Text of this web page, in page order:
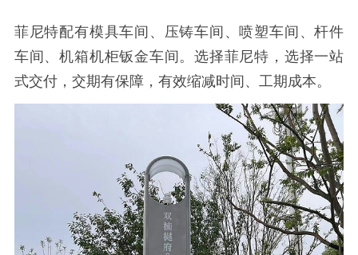
菲尼特配有模具车间、压铸车间、喷塑车间、杆件
车间、机箱机柜钣金车间。选择菲尼特，选择一站
式交付，交期有保障，有效缩减时间、工期成本。